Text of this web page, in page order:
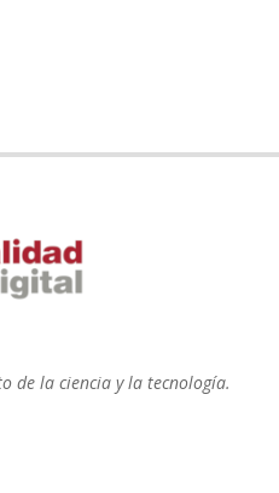
de la ciencia y la tecnología.